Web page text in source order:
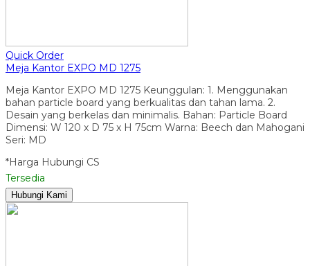
Quick Order
Meja Kantor EXPO MD 1275
Meja Kantor EXPO MD 1275 Keunggulan: 1. Menggunakan
bahan particle board yang berkualitas dan tahan lama. 2.
Desain yang berkelas dan minimalis. Bahan: Particle Board
Dimensi: W 120 x D 75 x H 75cm Warna: Beech dan Mahogani
Seri: MD
*Harga Hubungi CS
Tersedia
Hubungi Kami